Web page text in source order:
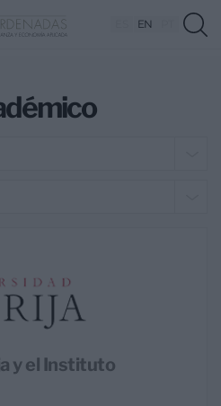
EN
y el Instituto